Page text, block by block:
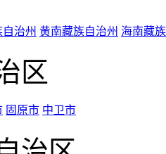
治州 黄南藏族自治州 海南藏
区
固原市 中卫市